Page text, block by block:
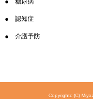
認知症
介護予防
Copyrightc (C)